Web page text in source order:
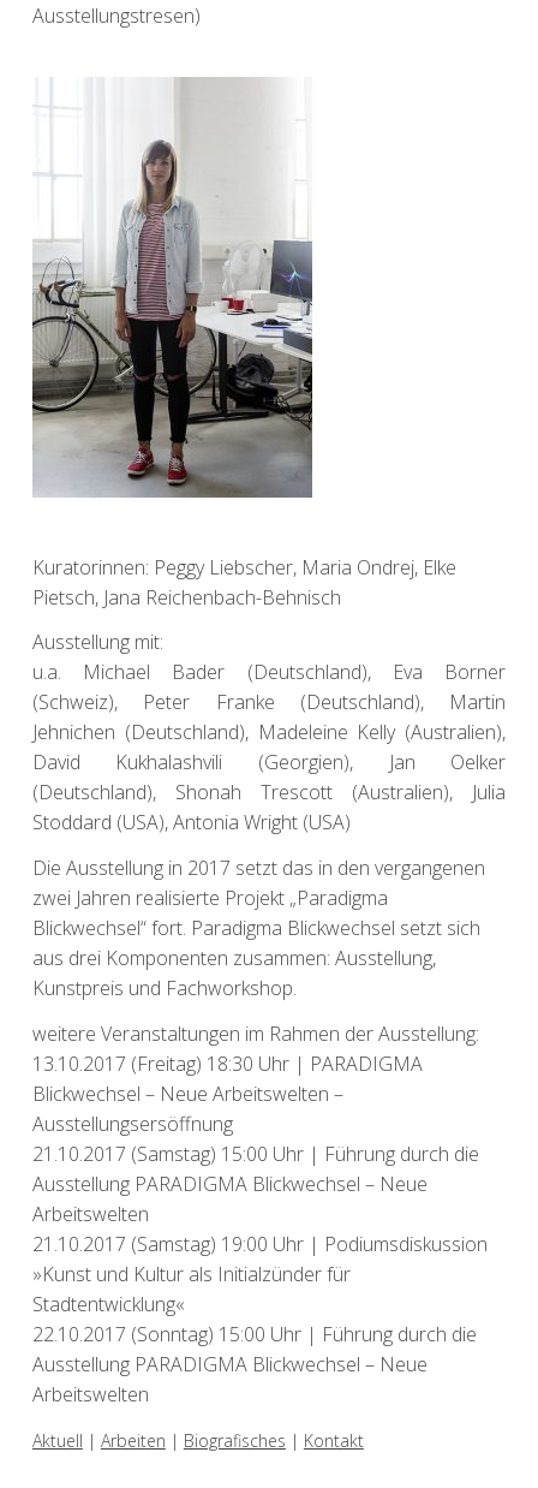
Ausstellungstresen)
Kuratorinnen: Peggy Liebscher, Maria Ondrej, Elke
Pietsch, Jana Reichenbach-Behnisch
Ausstellung mit:
u.a. Michael Bader (Deutschland), Eva Borner
(Schweiz), Peter Franke (Deutschland), Martin
Jehnichen (Deutschland), Madeleine Kelly (Australien),
David Kukhalashvili (Georgien), Jan Oelker
(Deutschland), Shonah Trescott (Australien), Julia
Stoddard (USA), Antonia Wright (USA)
Die Ausstellung in 2017 setzt das in den vergangenen
zwei Jahren realisierte Projekt „Paradigma
Blickwechsel“ fort. Paradigma Blickwechsel setzt sich
aus drei Komponenten zusammen: Ausstellung,
Kunstpreis und Fachworkshop.
weitere Veranstaltungen im Rahmen der Ausstellung:
13.10.2017 (Freitag) 18:30 Uhr | PARADIGMA
Blickwechsel – Neue Arbeitswelten –
Ausstellungsersöffnung
21.10.2017 (Samstag) 15:00 Uhr | Führung durch die
Ausstellung PARADIGMA Blickwechsel – Neue
Arbeitswelten
21.10.2017 (Samstag) 19:00 Uhr | Podiumsdiskussion
»Kunst und Kultur als Initialzünder für
Stadtentwicklung«
22.10.2017 (Sonntag) 15:00 Uhr | Führung durch die
Ausstellung PARADIGMA Blickwechsel – Neue
Arbeitswelten
Aktuell | Arbeiten | Biografisches | Kontakt